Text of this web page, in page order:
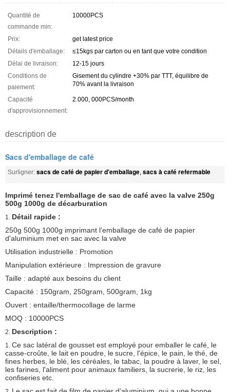
Quantité de
commande min:
10000PCS
Prix:
get latest price
Détails d'emballage:
≤15kgs par carton ou en tant que votre condition
Délai de livraison:
12-15 jours
Conditions de
paiement:
Gisement du cylindre +30% par TTT, équilibre de
70% avant la livraison
Capacité
d'approvisionnement:
2.000, 000PCS/month
description de
Sacs d'emballage de café
Surligner: sacs de café de papier d'emballage, sacs à café refermable
Imprimé tenez l'emballage de sac de café avec la valve 250g
500g 1000g de décarburation
1. Détail rapide :
250g 500g 1000g imprimant l'emballage de café de papier
d'aluminium met en sac avec la valve
Utilisation industrielle : Promotion
Manipulation extérieure : Impression de gravure
Taille : adapté aux besoins du client
Capacité : 150gram, 250gram, 500gram, 1kg
Ouvert : entaille/thermocollage de larme
MOQ : 10000PCS
2. Description :
1. Ce sac latéral de gousset est employé pour emballer le café, le
casse-croûte, le lait en poudre, lesucre, l'épice, le pain, le thé, de
fines herbes, le blé, les céréales, le tabac, la poudre à laver, le sel,
les farines, l'aliment pour animaux familiers, la sucrerie, le riz, les
confiseries etc.